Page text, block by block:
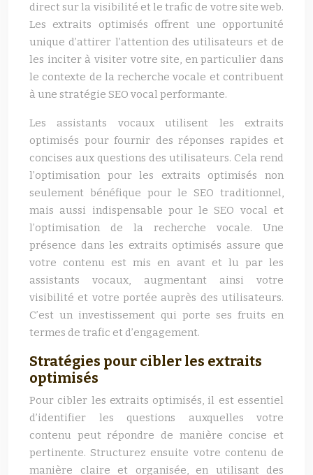
direct sur la visibilité et le trafic de votre site web.
Les extraits optimisés offrent une opportunité
unique d’attirer l’attention des utilisateurs et de
les inciter à visiter votre site, en particulier dans
le contexte de la recherche vocale et contribuent
à une stratégie SEO vocal performante.
Les assistants vocaux utilisent les extraits
optimisés pour fournir des réponses rapides et
concises aux questions des utilisateurs. Cela rend
l’optimisation pour les extraits optimisés non
seulement bénéfique pour le SEO traditionnel,
mais aussi indispensable pour le SEO vocal et
l’optimisation de la recherche vocale. Une
présence dans les extraits optimisés assure que
votre contenu est mis en avant et lu par les
assistants vocaux, augmentant ainsi votre
visibilité et votre portée auprès des utilisateurs.
C’est un investissement qui porte ses fruits en
termes de trafic et d’engagement.
Stratégies pour cibler les extraits
optimisés
Pour cibler les extraits optimisés, il est essentiel
d’identifier les questions auxquelles votre
contenu peut répondre de manière concise et
pertinente. Structurez ensuite votre contenu de
manière claire et organisée, en utilisant des